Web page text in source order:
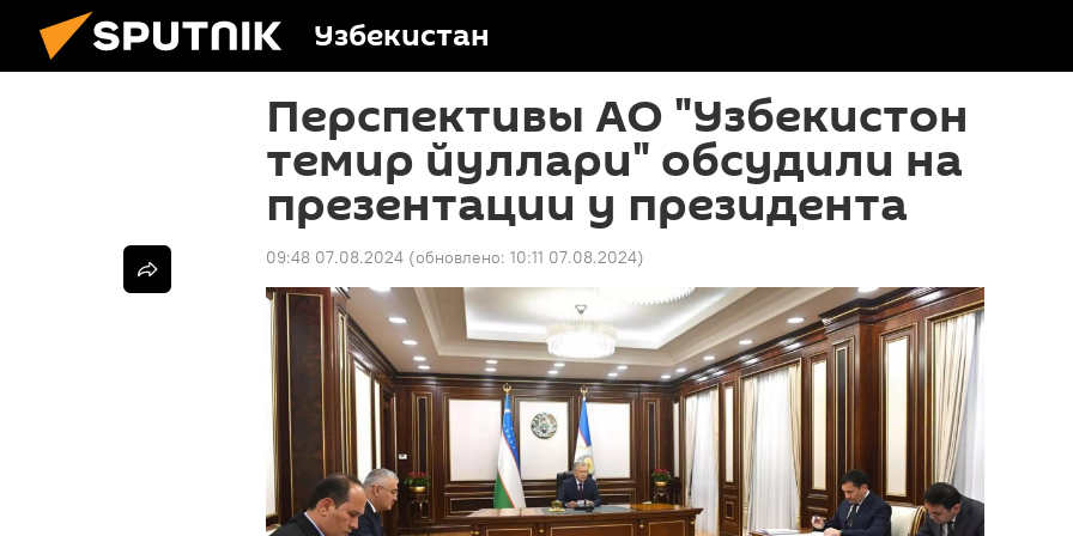
Узбекистан
Перспективы АО "Узбекистон
темир йуллари" обсудили на
презентации у президента
09:48 07.08.2024 (обновлено: 10:11 07.08.2024)